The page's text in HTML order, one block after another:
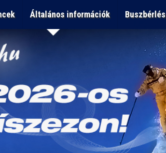
Általános információk Buszbérlés